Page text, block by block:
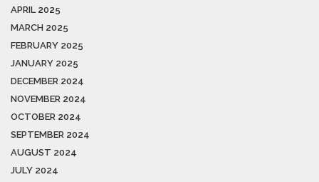
APRIL 2025
MARCH 2025
FEBRUARY 2025
JANUARY 2025
DECEMBER 2024
NOVEMBER 2024
OCTOBER 2024
SEPTEMBER 2024
AUGUST 2024
JULY 2024